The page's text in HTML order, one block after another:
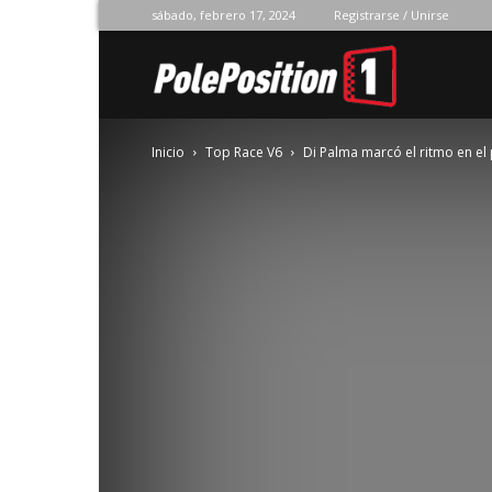
sábado, febrero 17, 2024 Registrarse / Unirse
Position
Inicio Top Race V6 Di Palma marcó el ritmo en